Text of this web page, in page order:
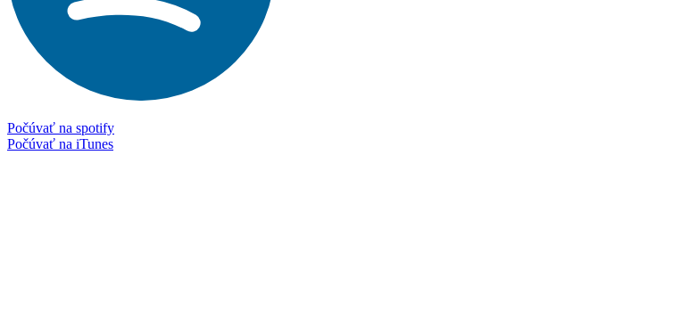
Počúvať na spotify
Počúvať na iTunes